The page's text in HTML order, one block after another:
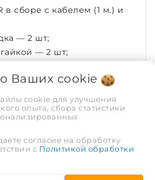
в сборе с кабелем (1 м.) и
— 2 шт;
— 2 шт;
1 шт.
Неагрессивные
Ваших cookie
cookie для улучшения
опыта, сбора статистики
согласие на обработку
с Политикой обработки